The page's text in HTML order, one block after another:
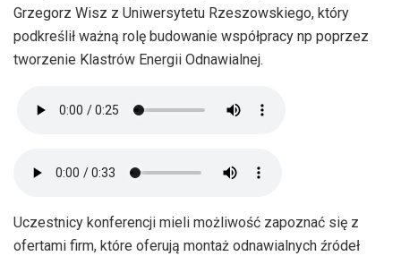
Grzegorz Wisz z Uniwersytetu Rzeszowskiego, który
podkreślił ważną rolę budowanie współpracy np poprzez
tworzenie Klastrów Energii Odnawialnej.
Uczestnicy konferencji mieli możliwość zapoznać się z
ofertami firm, które oferują montaż odnawialnych źródeł